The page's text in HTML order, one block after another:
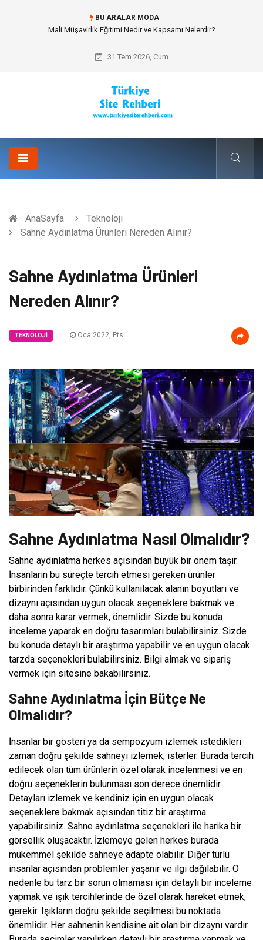
BU ARALAR MODA
Mali Müşavirlik Eğitimi Nedir ve Kapsamı Nelerdir?
31 Tem 2026, Cum
AnaSayfa
Teknoloji
Sahne Aydınlatma Ürünleri Nereden Alınır?
Sahne Aydınlatma Ürünleri
Nereden Alınır?
TEKNOLOJI Oca 2022, Pts
Sahne Aydınlatma Nasıl Olmalıdır?
Sahne aydınlatma herkes açısından büyük bir önem taşır.
İnsanların bu süreçte tercih etmesi gereken ürünler
birbirinden farklıdır. Çünkü kullanılacak alanın boyutları ve
dizaynı açısından uygun olacak seçeneklere bakmak ve
daha sonra karar vermek, önemlidir. Sizde bu konuda
inceleme yaparak en doğru tasarımları bulabilirsiniz. Sizde
bu konuda detaylı bir araştırma yapabilir ve en uygun olacak
tarzda seçenekleri bulabilirsiniz. Bilgi almak ve sipariş
vermek için sitesine bakabilirsiniz.
Sahne Aydınlatma İçin Bütçe Ne
Olmalıdır?
İnsanlar bir gösteri ya da sempozyum izlemek istedikleri
zaman doğru şekilde sahneyi izlemek, isterler. Burada tercih
edilecek olan tüm ürünlerin özel olarak incelenmesi ve en
doğru seçeneklerin bulunması son derece önemlidir.
Detayları izlemek ve kendiniz için en uygun olacak
seçeneklere bakmak açısından titiz bir araştırma
yapabilirsiniz. Sahne aydınlatma seçenekleri ile harika bir
görsellik oluşacaktır. İzlemeye gelen herkes burada
mükemmel şekilde sahneye adapte olabilir. Diğer türlü
insanlar açısından problemler yaşanır ve ilgi dağılabilir. O
nedenle bu tarz bir sorun olmaması için detaylı bir inceleme
yapmak ve ışık tercihlerinde de özel olarak hareket etmek,
gerekir. Işıkların doğru şekilde seçilmesi bu noktada
önemlidir. Her sahnenin kendisine ait olan bir dizaynı vardır.